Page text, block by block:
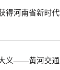
得河南省新时
义——黄河交